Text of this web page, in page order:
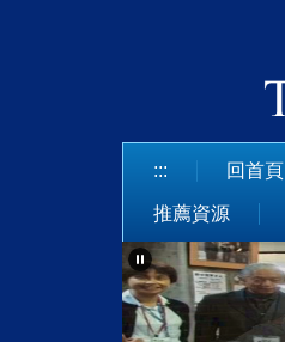
::: 回首頁
推薦資源